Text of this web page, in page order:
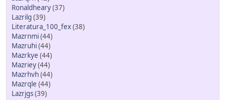
Ronaldheary(37)
Lazrilg (39)
Literatura_100_fex(38)
Mazrnmi(44)
Mazruhi(44)
Mazrkye (44)
Mazriey(44)
Mazrhvh(44)
Mazrqle (44)
Lazrjgs(39)